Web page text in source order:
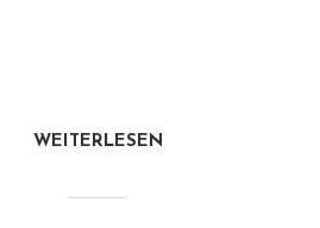
WEITERLESEN